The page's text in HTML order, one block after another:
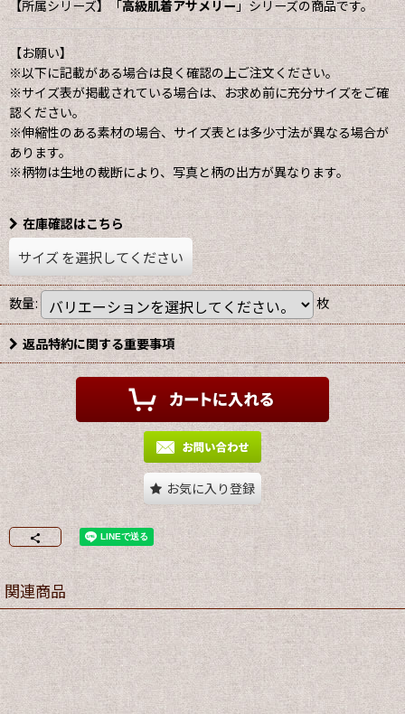
【所属シリーズ】「高級肌着アサメリー」シリーズの商品です。
【お願い】
※以下に記載がある場合は良く確認の上ご注文ください。
※サイズ表が掲載されている場合は、お求め前に充分サイズをご確
認ください。
※伸縮性のある素材の場合、サイズ表とは多少寸法が異なる場合が
あります。
※柄物は生地の裁断により、写真と柄の出方が異なります。
在庫確認はこちら
サイズを選択してください
数量: 枚
返品特約に関する重要事項
お気に入り登録
関連商品